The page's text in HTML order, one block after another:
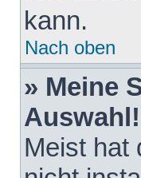
kann.
Nach oben
» Meine
Auswahl!
Meist hat